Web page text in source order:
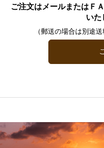
ご注文はメールまたはＦ
いた
（郵送の場合は別途